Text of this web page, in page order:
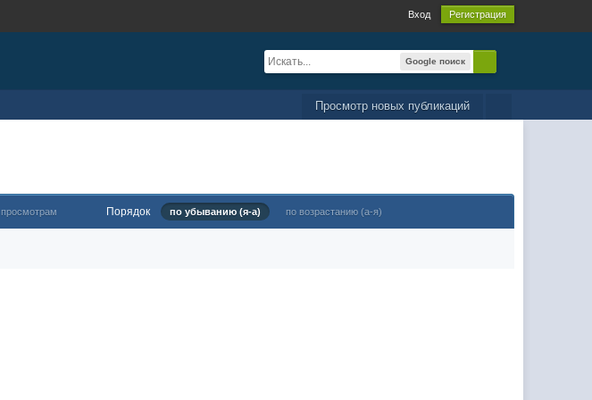
Вход Регистрация
Google поиск
Просмотр новых публикаций
просмотрам Порядок по убыванию (я-а) по возрастанию (а-я)